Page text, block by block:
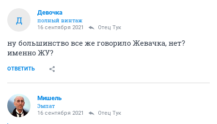
Д
Девочка
полный винтаж
16 сентября 2021 Отец Тук
ну большинство все же говорило Жевачка, нет?
именно ЖУ?
ОТВЕТИТЬ
Мишель
Эмпат
16 сентября 2021 Отец Тук